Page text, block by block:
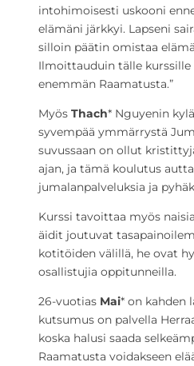
intohimoisesti uskooni
elämäni järkkyi. Lapseni
silloin päätin omistaa
Ilmoittauduin tälle
enemmän Raamatusta.”
Myös Thach* Nguyenin
syvempää ymmärrystä
suvussaan on ollut
ajan, ja tämä koulutus
jumalanpalveluksia ja
Kurssi tavoittaa myös
äidit joutuvat
kotitöiden välillä, he ovat
osallistujia oppitunneilla.
26-vuotias Mai* on kahden
kutsumus on palvella
koska halusi saada
Raamatusta voidakseen